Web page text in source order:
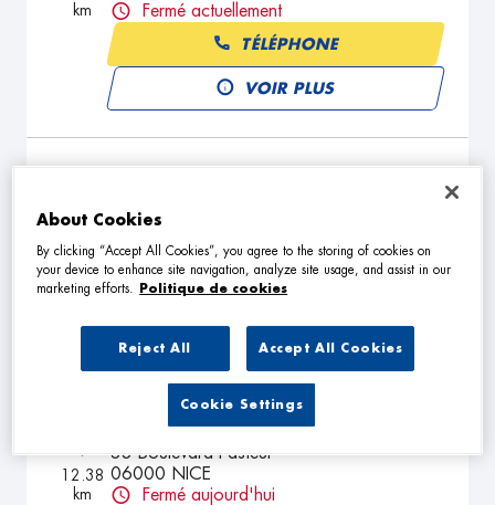
km
Fermé actuellement
TÉLÉPHONE
VOIR PLUS
km
8 Rue Delille
Fermé actuellement
TÉLÉPHONE
VOIR PLUS
12.38
km
REP'AUTOS 06
33 Boulevard Pasteur
06000 NICE
Fermé aujourd'hui
About Cookies
By clicking “Accept All Cookies”, you agree to the storing of cookies on
your device to enhance site navigation, analyze site usage, and assist in our
marketing efforts.
Politique de cookies
Reject All Accept All Cookies
Cookie Settings